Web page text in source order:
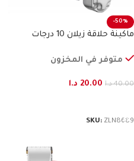
-50%
ماكينة حلاقة زيلان 10 درجات
متوفر في المخزون
40.00 د.ا 20.00 د.ا
SKU: ZLN8689